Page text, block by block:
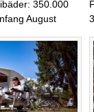
350.000
August